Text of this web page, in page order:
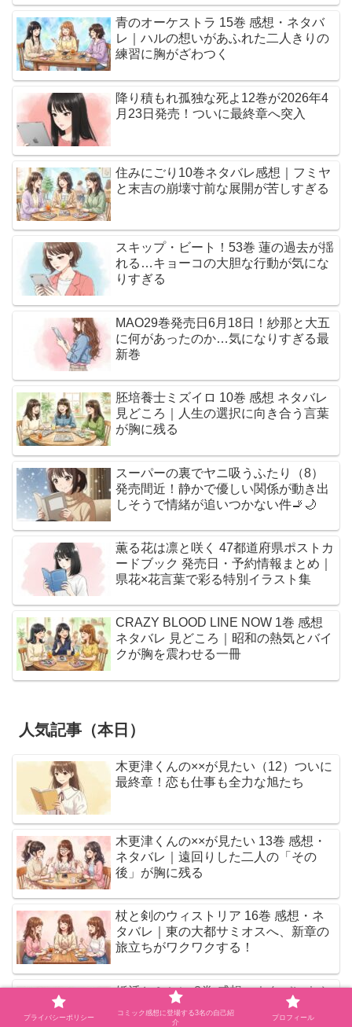
青のオーケストラ 15巻 感想・ネタバ
レ｜ハルの想いがあふれた二人きりの
練習に胸がざわつく
降り積もれ孤独な死よ12巻が2026年4
月23日発売！ついに最終章へ突入
住みにごり10巻ネタバレ感想｜フミヤ
と末吉の崩壊寸前な展開が苦しすぎる
スキップ・ビート！53巻 蓮の過去が揺
れる…キョーコの大胆な行動が気にな
りすぎる
MAO29巻発売日6月18日！紗那と大五
に何があったのか…気になりすぎる最
新巻
胚培養士ミズイロ 10巻 感想 ネタバレ
見どころ｜人生の選択に向き合う言葉
が胸に残る
スーパーの裏でヤニ吸うふたり（8）
発売間近！静かで優しい関係が動き出
しそうで情緒が追いつかない件🚬🌙
薫る花は凛と咲く 47都道府県ポストカ
ードブック 発売日・予約情報まとめ｜
県花×花言葉で彩る特別イラスト集
CRAZY BLOOD LINE NOW 1巻 感想
ネタバレ 見どころ｜昭和の熱気とバイ
クが胸を震わせる一冊
人気記事（本日）
木更津くんの××が見たい（12）ついに
最終章！恋も仕事も全力な旭たち
木更津くんの××が見たい 13巻 感想・
ネタバレ｜遠回りした二人の「その
後」が胸に残る
杖と剣のウィストリア 16巻 感想・ネ
タバレ｜東の大都サミオスへ、新章の
旅立ちがワクワクする！
婚活とミシン 3巻 感想・ネタバレ｜や
っと始まった恋なのに、消せない過去
が怖すぎる
プライバシーポリシー
コミック感想に登場する3名の自己紹
介
プロフィール